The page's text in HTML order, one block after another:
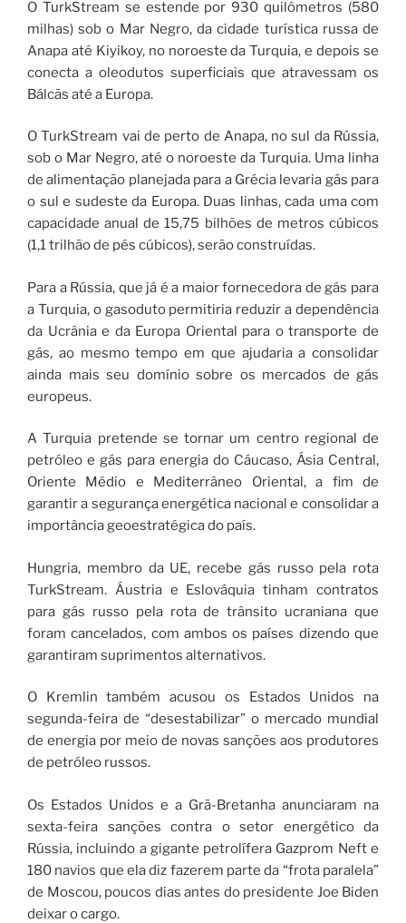
O TurkStream se estende por 930 quilômetros (580
milhas) sob o Mar Negro, da cidade turística russa de
Anapa até Kiyikoy, no noroeste da Turquia, e depois se
conecta a oleodutos superficiais que atravessam os
Bálcãs até a Europa.
O TurkStream vai de perto de Anapa, no sul da Rússia,
sob o Mar Negro, até o noroeste da Turquia. Uma linha
de alimentação planejada para a Grécia levaria gás para
o sul e sudeste da Europa. Duas linhas, cada uma com
capacidade anual de 15,75 bilhões de metros cúbicos
(1,1 trilhão de pés cúbicos), serão construídas.
Para a Rússia, que já é a maior fornecedora de gás para
a Turquia, o gasoduto permitiria reduzir a dependência
da Ucrânia e da Europa Oriental para o transporte de
gás, ao mesmo tempo em que ajudaria a consolidar
ainda mais seu domínio sobre os mercados de gás
europeus.
A Turquia pretende se tornar um centro regional de
petróleo e gás para energia do Cáucaso, Ásia Central,
Oriente Médio e Mediterrâneo Oriental, a fim de
garantir a segurança energética nacional e consolidar a
importância geoestratégica do país.
Hungria, membro da UE, recebe gás russo pela rota
TurkStream. Áustria e Eslováquia tinham contratos
para gás russo pela rota de trânsito ucraniana que
foram cancelados, com ambos os países dizendo que
garantiram suprimentos alternativos.
O Kremlin também acusou os Estados Unidos na
segunda-feira de “desestabilizar” o mercado mundial
de energia por meio de novas sanções aos produtores
de petróleo russos.
Os Estados Unidos e a Grã-Bretanha anunciaram na
sexta-feira sanções contra o setor energético da
Rússia, incluindo a gigante petrolífera Gazprom Neft e
180 navios que ela diz fazerem parte da “frota paralela”
de Moscou, poucos dias antes do presidente Joe Biden
deixar o cargo.